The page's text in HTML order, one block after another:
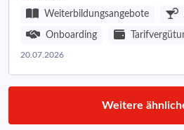
Weiterbildungsangebote
Onboarding
20.07.2026
Weitere